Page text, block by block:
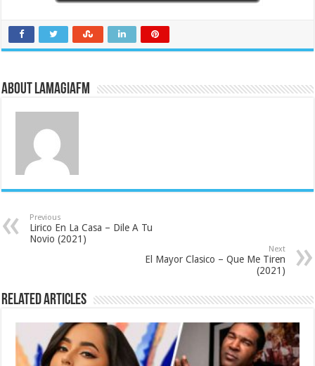
About LaMagiaFM
Previous
Lirico En La Casa – Dile A Tu
Novio (2021)
Next
El Mayor Clasico – Que Me Tiren
(2021)
Related Articles